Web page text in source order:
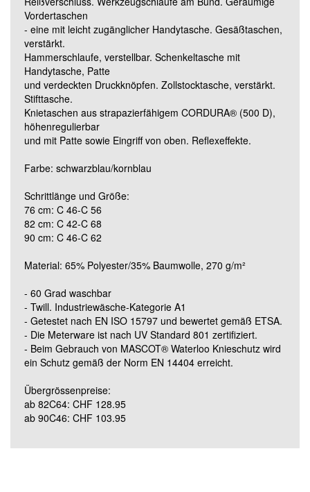
Grösse 90C46 (lang)
Grösse 90C48 (lang)
Grösse 90C50 (lang)
Grösse 90C52 (lang)
Grösse 90C54 (lang)
Grösse 90C56 (lang)
Grösse 90C58 (lang)
Grösse 90C60 (lang)
Grösse 90C62 (lang)
Vordertaschen
- eine mit leicht zugänglicher Handytasche. Gesäßtaschen,
verstärkt.
Hammerschlaufe, verstellbar. Schenkeltasche mit
Handytasche, Patte
und verdeckten Druckknöpfen. Zollstocktasche, verstärkt.
Stifttasche.
Knietaschen aus strapazierfähigem CORDURA® (500 D),
höhenregulierbar
und mit Patte sowie Eingriff von oben. Reflexeffekte.
Farbe: schwarzblau/kornblau
Schrittlänge und Größe:
76 cm: C 46-C 56
82 cm: C 42-C 68
90 cm: C 46-C 62
Material: 65% Polyester/35% Baumwolle, 270 g/m²
- 60 Grad waschbar
- Twill. Industriewäsche-Kategorie A1
- Getestet nach EN ISO 15797 und bewertet gemäß ETSA.
- Die Meterware ist nach UV Standard 801 zertifiziert.
- Beim Gebrauch von MASCOT® Waterloo Knieschutz wird
ein Schutz gemäß der Norm EN 14404 erreicht.
Übergrössenpreise:
ab 82C64: CHF 128.95
ab 90C46: CHF 103.95